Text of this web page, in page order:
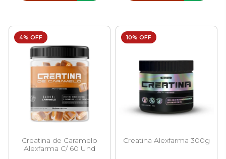
4% OFF
Creatina de Caramelo
Alexfarma C/ 60 Und
10% OFF
Creatina Alexfarma 300g